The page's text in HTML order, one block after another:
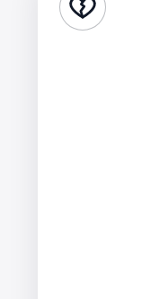
Стендап